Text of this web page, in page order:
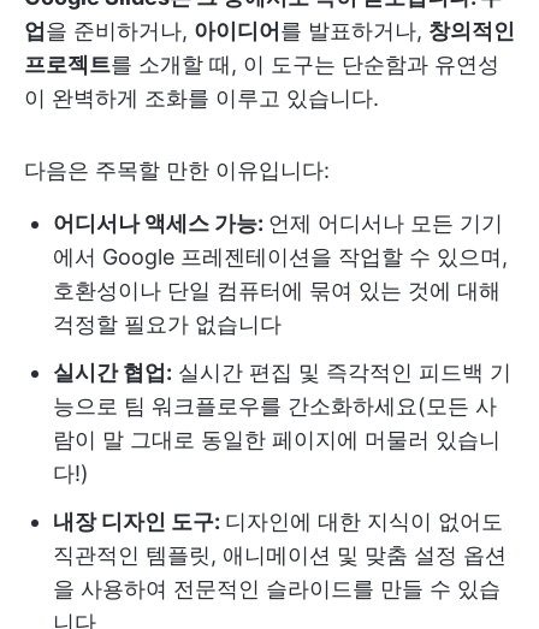
업 을 준비하거나, 아이디어 를 발표하거나, 창의적인
프로젝트를 소개할 때, 이 도구는 단순함과 유연성
이 완벽하게 조화를 이루고 있습니다.
다음은 주목할 만한 이유입니다:
어디서나 액세스 가능: 언제 어디서나 모든 기기
에서 Google 프레젠테이션을 작업할 수 있으며,
호환성이나 단일 컴퓨터에 묶여 있는 것에 대해
걱정할 필요가 없습니다
실시간 협업: 실시간 편집 및 즉각적인 피드백 기
능으로 팀 워크플로우를 간소화하세요(모든 사
람이 말 그대로 동일한 페이지에 머물러 있습니
다!)
내장 디자인 도구: 디자인에 대한 지식이 없어도
직관적인 템플릿, 애니메이션 및 맞춤 설정 옵션
을 사용하여 전문적인 슬라이드를 만들 수 있습
니다